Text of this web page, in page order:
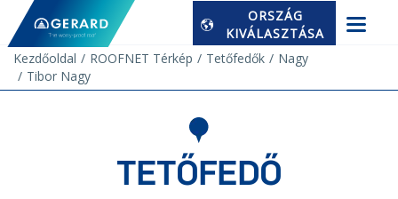
ORSZÁG
KIVÁLASZTÁSA
Kezdőoldal
ROOFNET Térkép Tetőfedők
Nagy
Tibor Nagy
TETŐFEDŐ